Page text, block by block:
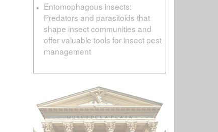
Entomophagous insects:
Predators and parasitoids that
shape insect communities and
offer valuable tools for insect pest
management